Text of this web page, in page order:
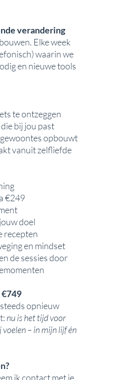
verandering
Elke week
waarin we
en nieuwe tools
te ontzeggen
bij jou past
opbouwt
vanuit zelfliefde
€249
doel
recepten
en mindset
de sessies door
opnieuw
nu is het tijd voor
– in mijn lijf én
ik contact met je